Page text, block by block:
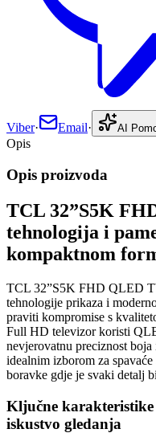
Viber· Email· AI
Opis
Opis proizvoda
TCL 32”S5K
tehnologija i
kompaktnom
TCL 32”S5K FHD QLED
tehnologije prikaza i
praviti kompromise s
Full HD televizor koristi
nevjerovatnu preciznost
idealnim izborom za
boravke gdje je svaki detalj
Ključne
iskustvo gledanja